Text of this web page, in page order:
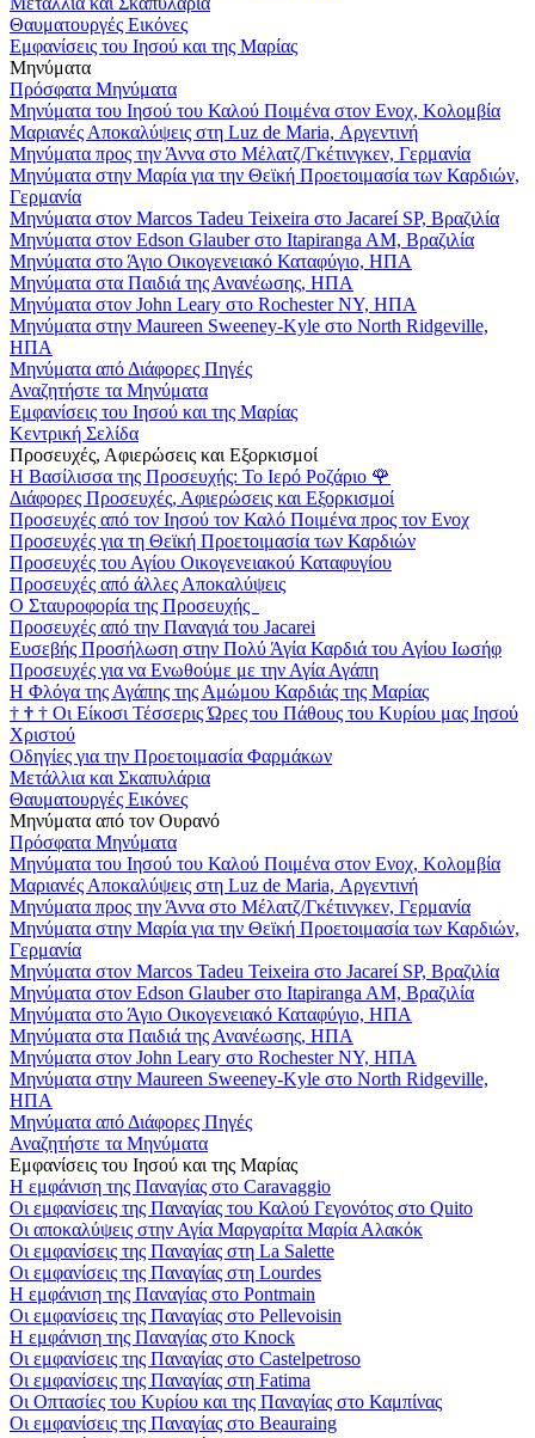
Θαυματουργές Εικόνες
Εμφανίσεις του Ιησού και της Μαρίας
Μηνύματα
Πρόσφατα Μηνύματα
Μηνύματα του Ιησού του Καλού Ποιμένα στον Ενοχ, Κολομβία
Μαριανές Αποκαλύψεις στη Luz de Maria, Αργεντινή
Μηνύματα προς την Άννα στο Μέλατζ/Γκέτινγκεν, Γερμανία
Μηνύματα στην Μαρία για την Θεϊκή Προετοιμασία των Καρδιών,
Γερμανία
Μηνύματα στον Marcos Tadeu Teixeira στο Jacareí SP, Βραζιλία
Μηνύματα στον Edson Glauber στο Itapiranga AM, Βραζιλία
Μηνύματα στο Άγιο Οικογενειακό Καταφύγιο, ΗΠΑ
Μηνύματα στα Παιδιά της Ανανέωσης, ΗΠΑ
Μηνύματα στον John Leary στο Rochester NY, ΗΠΑ
Μηνύματα στην Maureen Sweeney-Kyle στο North Ridgeville,
ΗΠΑ
Μηνύματα από Διάφορες Πηγές
Αναζητήστε τα Μηνύματα
Εμφανίσεις του Ιησού και της Μαρίας
Κεντρική Σελίδα
Προσευχές, Αφιερώσεις και Εξορκισμοί
Η Βασίλισσα της Προσευχής: Το Ιερό Ροζάριο 🌹
Διάφορες Προσευχές, Αφιερώσεις και Εξορκισμοί
Προσευχές από τον Ιησού τον Καλό Ποιμένα προς τον Ενοχ
Προσευχές για τη Θεϊκή Προετοιμασία των Καρδιών
Προσευχές του Αγίου Οικογενειακού Καταφυγίου
Προσευχές από άλλες Αποκαλύψεις
Ο Σταυροφορία της Προσευχής
Προσευχές από την Παναγιά του Jacarei
Ευσεβής Προσήλωση στην Πολύ Άγία Καρδιά του Αγίου Ιωσήφ
Προσευχές για να Ενωθούμε με την Αγία Αγάπη
Η Φλόγα της Αγάπης της Αμώμου Καρδιάς της Μαρίας
† † † Οι Είκοσι Τέσσερις Ώρες του Πάθους του Κυρίου μας Ιησού
Χριστού
Οδηγίες για την Προετοιμασία Φαρμάκων
Μετάλλια και Σκαπυλάρια
Θαυματουργές Εικόνες
Μηνύματα από τον Ουρανό
Πρόσφατα Μηνύματα
Μηνύματα του Ιησού του Καλού Ποιμένα στον Ενοχ, Κολομβία
Μαριανές Αποκαλύψεις στη Luz de Maria, Αργεντινή
Μηνύματα προς την Άννα στο Μέλατζ/Γκέτινγκεν, Γερμανία
Μηνύματα στην Μαρία για την Θεϊκή Προετοιμασία των Καρδιών,
Γερμανία
Μηνύματα στον Marcos Tadeu Teixeira στο Jacareí SP, Βραζιλία
Μηνύματα στον Edson Glauber στο Itapiranga AM, Βραζιλία
Μηνύματα στο Άγιο Οικογενειακό Καταφύγιο, ΗΠΑ
Μηνύματα στα Παιδιά της Ανανέωσης, ΗΠΑ
Μηνύματα στον John Leary στο Rochester NY, ΗΠΑ
Μηνύματα στην Maureen Sweeney-Kyle στο North Ridgeville,
ΗΠΑ
Μηνύματα από Διάφορες Πηγές
Αναζητήστε τα Μηνύματα
Εμφανίσεις του Ιησού και της Μαρίας
Η εμφάνιση της Παναγίας στο Caravaggio
Οι εμφανίσεις της Παναγίας του Καλού Γεγονότος στο Quito
Οι αποκαλύψεις στην Αγία Μαργαρίτα Μαρία Αλακόκ
Οι εμφανίσεις της Παναγίας στη La Salette
Οι εμφανίσεις της Παναγίας στη Lourdes
Η εμφάνιση της Παναγίας στο Pontmain
Οι εμφανίσεις της Παναγίας στο Pellevoisin
Η εμφάνιση της Παναγίας στο Knock
Οι εμφανίσεις της Παναγίας στο Castelpetroso
Οι εμφανίσεις της Παναγίας στη Fatima
Οι Οπτασίες του Κυρίου και της Παναγίας στο Καμπίνας
Οι εμφανίσεις της Παναγίας στο Beauraing